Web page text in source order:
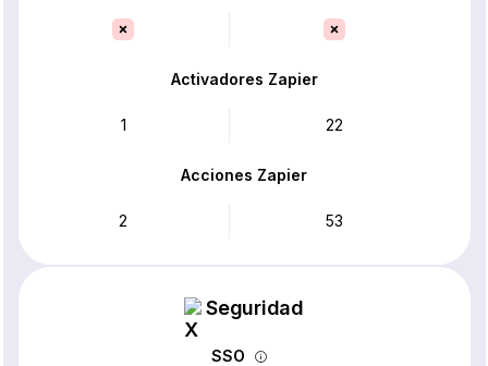
Activadores Zapier
1 22
Acciones Zapier
2 53
Seguridad
SSO